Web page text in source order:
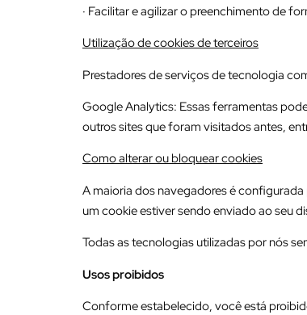
· Facilitar e agilizar o preenchimento de
Utilização de cookies de terceiros
Prestadores de serviços de tecnologia
Google Analytics: Essas ferramentas
outros sites que foram visitados antes,
Como alterar ou bloquear cookies
A maioria dos navegadores é
um cookie estiver sendo enviado ao seu
Todas as tecnologias utilizadas por nós
Usos proibidos
Conforme estabelecido, você está